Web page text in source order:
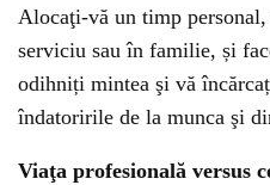
Alocaţi-vă un timp
serviciu sau în familie, și
odihniți mintea şi vă
îndatoririle de la munca şi
Viaţa profesională versus